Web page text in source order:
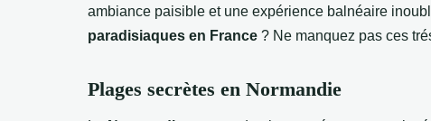
ambiance paisible et une expérience balnéaire
paradisiaques en France ? Ne manquez pas ces
Plages secrètes en Normandie